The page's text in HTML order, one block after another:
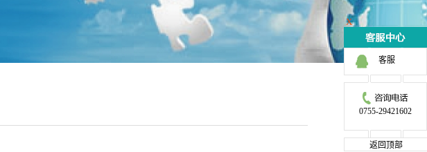
X
客服
0755-29421602
返回顶部